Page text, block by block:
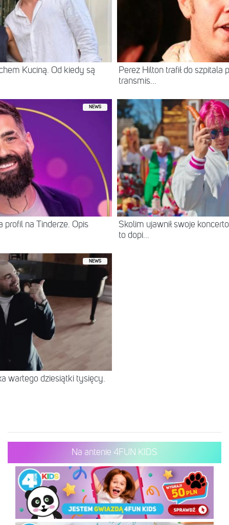
Kuciną. Od kiedy są
Perez Hilton trafił do szpitala
transmis...
NEWS
profil na Tinderze. Opis
Skolim ujawnił swoje
to dopi...
NEWS
wartego dziesiątki tysięcy.
Na antenie 4FUN KIDS